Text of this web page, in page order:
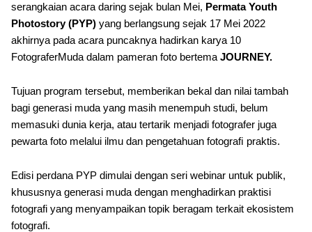
serangkaian acara daring sejak bulan Mei, Permata Youth
Photostory (PYP) yang berlangsung sejak 17 Mei 2022
akhirnya pada acara puncaknya hadirkan karya 10
FotograferMuda dalam pameran foto bertema JOURNEY.
Tujuan program tersebut, memberikan bekal dan nilai tambah
bagi generasi muda yang masih menempuh studi, belum
memasuki dunia kerja, atau tertarik menjadi fotografer juga
pewarta foto melalui ilmu dan pengetahuan fotograﬁ praktis.
Edisi perdana PYP dimulai dengan seri webinar untuk publik,
khususnya generasi muda dengan menghadirkan praktisi
fotografi yang menyampaikan topik beragam terkait ekosistem
fotografi.